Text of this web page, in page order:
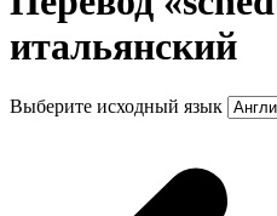
итальянский
Выберите исходный язык